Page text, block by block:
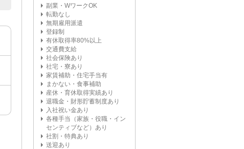
副業・WワークOK
転勤なし
無期雇用派遣
登録制
有休取得率80%以上
交通費支給
社会保険あり
社宅・寮あり
家賃補助・住宅手当有
まかない・食事補助
産休・育休取得実績あり
退職金・財形貯蓄制度あり
入社祝い金あり
各種手当（家族・役職・イン
センティブなど）あり
社割・特典あり
送迎あり